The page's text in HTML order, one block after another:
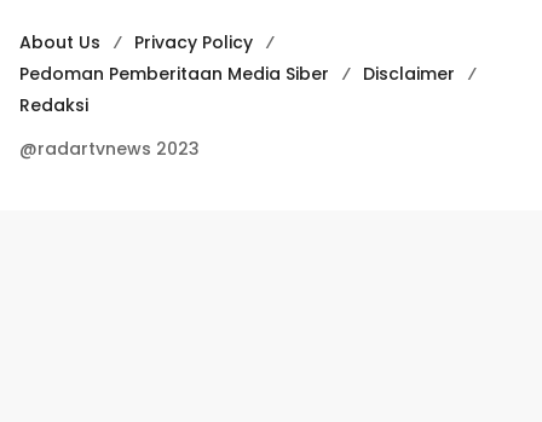
About Us
Privacy Policy
Pedoman Pemberitaan Media Siber
Disclaimer
Redaksi
@radartvnews 2023